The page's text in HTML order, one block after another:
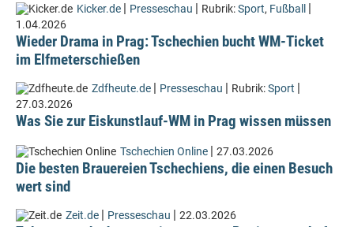
Kicker.de | Presseschau | Rubrik:Sport, Fußball |
1.04.2026
Wieder Drama in Prag: Tschechien bucht WM-Ticket
im Elfmeterschießen
Zdfheute.de | Presseschau | Rubrik:Sport |
27.03.2026
Was Sie zur Eiskunstlauf-WM in Prag wissen müssen
Tschechien Online | 27.03.2026
Die besten Brauereien Tschechiens, die einen Besuch
wert sind
Zeit.de | Presseschau | 22.03.2026